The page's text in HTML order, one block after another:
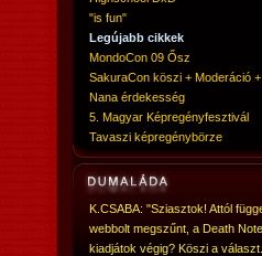
"is fun"
Legújabb cikkek
MondoCon 09 Ősz
SakuraCon köszi + Moderáció
Nana érdekesség
5. Magyar Képregényfesztivál
Tavaszi képregénybörze
K.CSABA: "Sziasztok! Attól
webbolt megszűnt, a Death
kiadjátok végig? Köszi a